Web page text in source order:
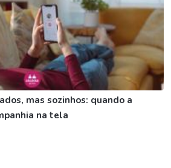
mas sozinhos: quando a
na tela